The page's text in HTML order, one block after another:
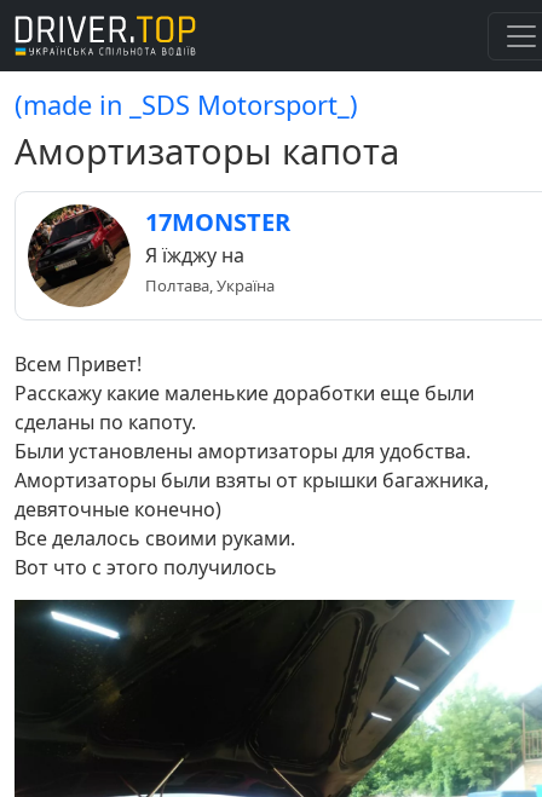
(made in _SDS Motorsport_)
Амортизаторы капота
17MONSTER
Я їжджу на
Полтава, Україна
Всем Привет!
Расскажу какие маленькие доработки еще были
сделаны по капоту.
Были установлены амортизаторы для удобства.
Амортизаторы были взяты от крышки багажника,
девяточные конечно)
Все делалось своими руками.
Вот что с этого получилось